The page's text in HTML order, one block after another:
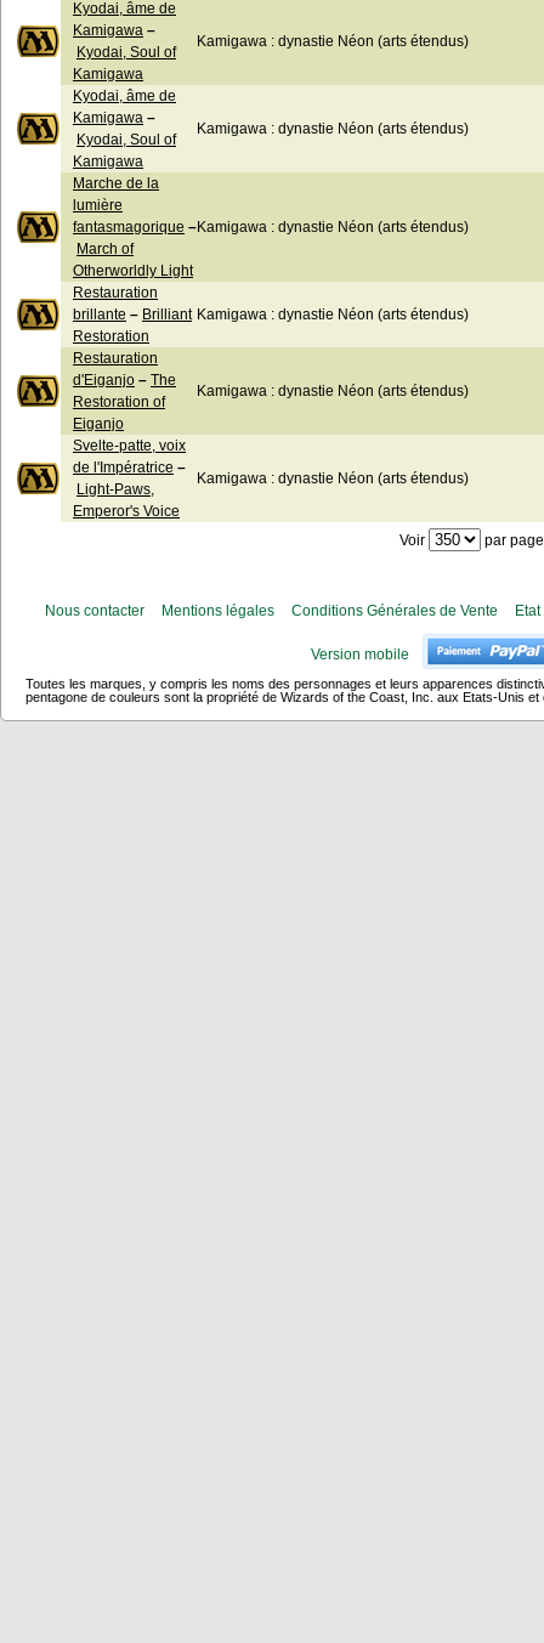
Kyodai, âme de
Kamigawa –
Kyodai, Soul of
Kamigawa
Kamigawa : dynastie Néon (arts étendus)
Kyodai, âme de
Kamigawa –
Kyodai, Soul of
Kamigawa
Kamigawa : dynastie Néon (arts étendus)
Marche de la
lumière
fantasmagorique –
March of
Otherworldly Light
Kamigawa : dynastie Néon (arts étendus)
Restauration
brillante – Brilliant
Restoration
Kamigawa : dynastie Néon (arts étendus)
Restauration
d'Eiganjo – The
Restoration of
Eiganjo
Kamigawa : dynastie Néon (arts étendus)
Svelte-patte, voix
de l'Impératrice –
Light-Paws,
Emperor's Voice
Kamigawa : dynastie Néon (arts étendus)
Voir par page
Nous contacter Mentions légales Conditions Générales de Vente
Version mobile
Toutes les marques, y compris les noms des personnages et leurs apparences
pentagone de couleurs sont la propriété de Wizards of the Coast, Inc. aux Etats-Unis